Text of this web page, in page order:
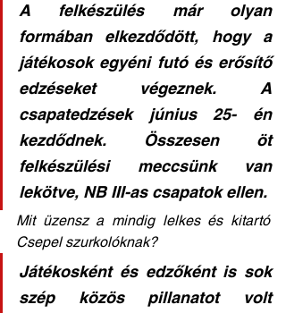
A felkészülés már olyan
formában elkezdődött, hogy a
játékosok egyéni futó és erősítő
edzéseket végeznek. A
csapatedzések június 25- én
kezdődnek. Összesen öt
felkészülési meccsünk van
lekötve, NB III-as csapatok ellen.
Mit üzensz a mindig lelkes és kitartó
Csepel szurkolóknak?
Játékosként és edzőként is sok
szép közös pillanatot volt